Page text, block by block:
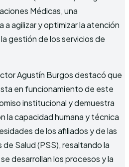
Médicas, una
agilizar y optimizar la atención
gestión de los servicios de
Agustín Burgos destacó que
en funcionamiento de este
institucional y demuestra
la capacidad humana y técnica
de los afiliados y de las
Salud (PSS), resaltando la
desarrollan los procesos y la